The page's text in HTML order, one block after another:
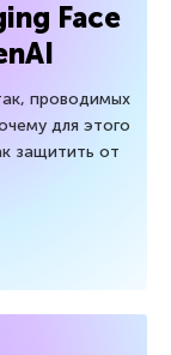
Face
проводимых
для этого
защитить от